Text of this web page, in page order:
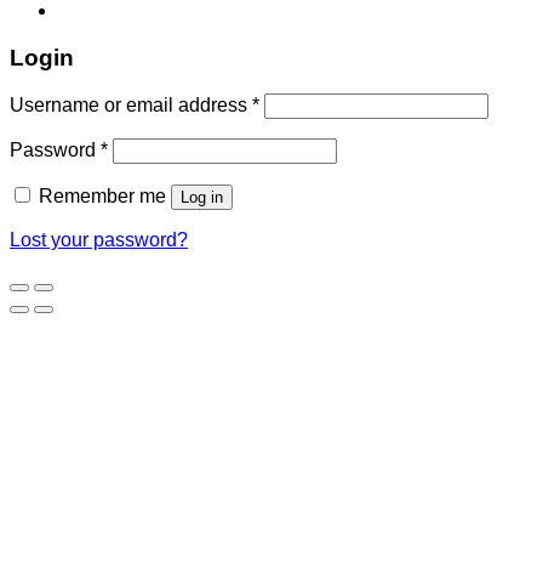
Login
Username or email address *
Password *
Remember me Log in
Lost your password?